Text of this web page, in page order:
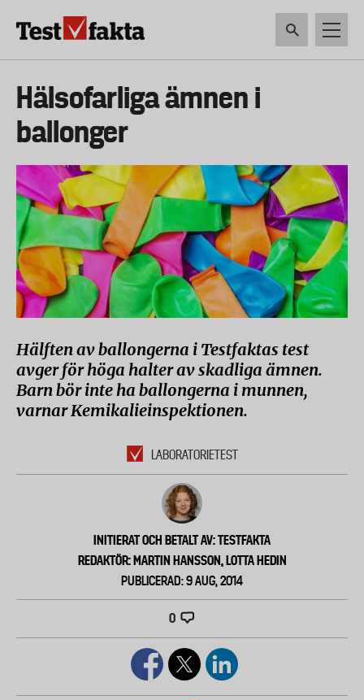
Huvudmeny
ny
Hälsofarliga ämnen i
ballonger
Hälften av ballongerna i Testfaktas test
avger för höga halter av skadliga ämnen.
Barn bör inte ha ballongerna i munnen,
varnar Kemikalieinspektionen.
LABORATORIETEST
INITIERAT OCH BETALT AV: TESTFAKTA
REDAKTÖR: MARTIN HANSSON, LOTTA HEDIN
PUBLICERAD: 9 AUG, 2014
0